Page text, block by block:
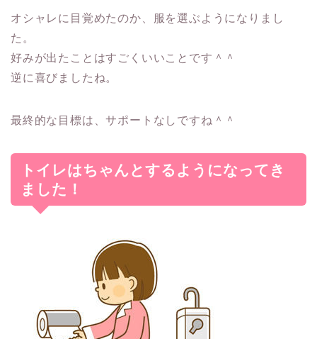
オシャレに目覚めたのか、
服を選ぶようになりまし
た。
好みが出たことはすごくいいことです＾＾
逆に喜びましたね。
最終的な目標は、サポートなしですね＾＾
トイレはちゃんとするようになってき
ました！